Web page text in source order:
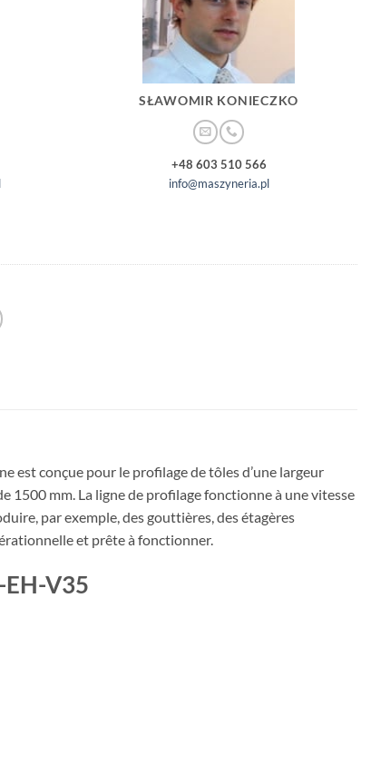
SŁAWOMIR KONIECZKO
+48 603 510 566
info@maszyneria.pl
est conçue pour le profilage de tôles d’une largeur
1500 mm. La ligne de profilage fonctionne à une vitesse
par exemple, des gouttières, des étagères
et prête à fonctionner.
V35